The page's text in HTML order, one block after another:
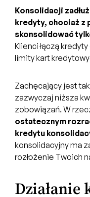
Konsolidacji
kredyty, chociaż z
skonsolidować
Klienci łączą
limity kart
Zachęcający jest
zazwyczaj niższa
zobowiązań. W
ostatecznym
kredytu
konsolidacyjny ma
rozłożenie Twoich
Działanie